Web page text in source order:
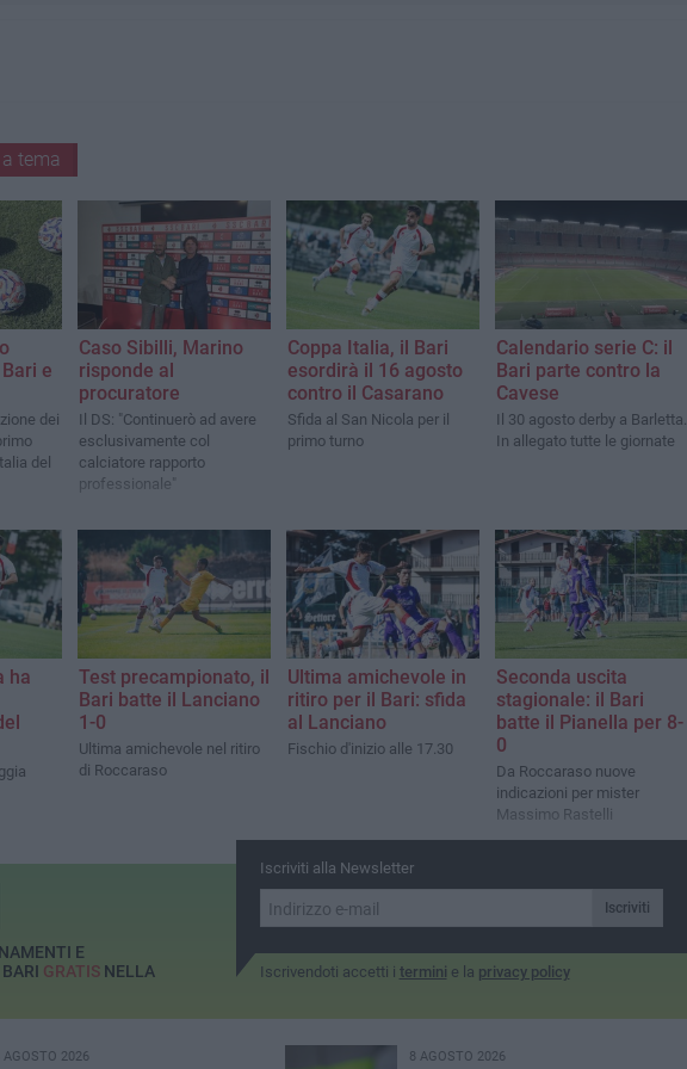
tema
e
dei
del
Caso Sibilli, Marino
risponde al
procuratore
Il DS: "Continuerò ad avere
esclusivamente col
calciatore rapporto
professionale"
Coppa Italia, il Bari
esordirà il 16 agosto
contro il Casarano
Sfida al San Nicola per il
primo turno
Calendario serie C: il
Bari parte contro la
Cavese
Il 30 agosto derby a Barletta.
In allegato tutte le giornate
ha
Test precampionato, il
Bari batte il Lanciano
1-0
Ultima amichevole nel ritiro
di Roccaraso
Ultima amichevole in
ritiro per il Bari: sfida
al Lanciano
Fischio d'inizio alle 17.30
Seconda uscita
stagionale: il Bari
batte il Pianella per 8-
0
Da Roccaraso nuove
indicazioni per mister
Massimo Rastelli
Iscriviti alla Newsletter
Iscriviti
Iscrivendoti accetti i termini e la privacy policy
E
GRATISNELLA
AGOSTO 2026 8 AGOSTO 2026